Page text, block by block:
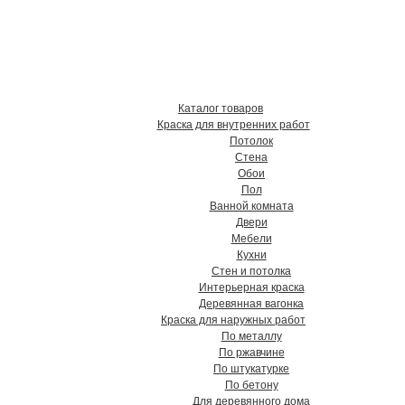
Каталог товаров
Краска для внутренних работ
Потолок
Стена
Обои
Пол
Ванной комната
Двери
Мебели
Кухни
Стен и потолка
Интерьерная краска
Деревянная вагонка
Краска для наружных работ
По металлу
По ржавчине
По штукатурке
По бетону
Для деревянного дома